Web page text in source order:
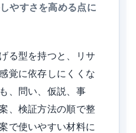
やすさを高める点に
る型を持つと、リサ
覚に依存しにくくな
、問い、仮説、事
、検証方法の順で整
で使いやすい材料に